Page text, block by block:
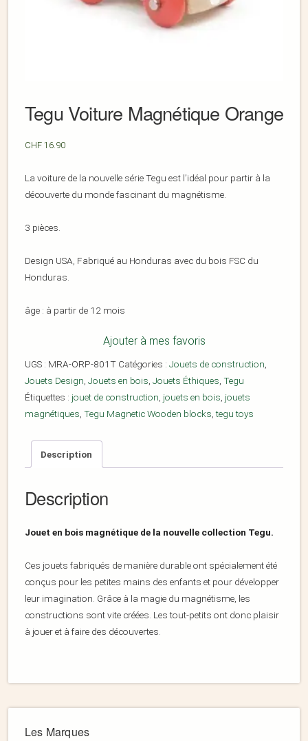
Tegu Voiture Magnétique Orange
CHF 16.90
La voiture de la nouvelle série Tegu est l’idéal pour partir à la
découverte du monde fascinant du magnétisme.
3 pièces.
Design USA, Fabriqué au Honduras avec du bois FSC du
Honduras.
âge : à partir de 12 mois
Ajouter à mes favoris
UGS : MRA-ORP-801T Catégories : Jouets de construction,
Jouets Design, Jouets en bois, Jouets Éthiques, Tegu
Étiquettes : jouet de construction, jouets en bois, jouets
magnétiques, Tegu Magnetic Wooden blocks,tegu toys
Description
Description
Jouet en bois magnétique de la nouvelle collection Tegu.
Ces jouets fabriqués de manière durable ont spécialement été
conçus pour les petites mains des enfants et pour développer
leur imagination. Grâce à la magie du magnétisme, les
constructions sont vite créées. Les tout-petits ont donc plaisir
à jouer et à faire des découvertes.
Les Marques